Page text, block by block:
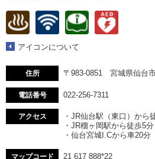
アイコンについて
住所 〒983-0851 宮城県仙台
電話番号 022-256-7311
アクセス
・JR仙台駅（東口）から
・JR榴ヶ岡駅から徒歩5分
・仙台宮城I.Cから車20分
マップコード 21 617 888*22